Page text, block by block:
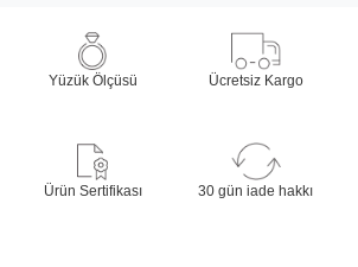
Yüzük Ölçüsü Ücretsiz Kargo
Ürün Sertifikası 30 gün iade hakkı